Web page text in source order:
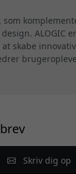
ALOGIC
skabe
Skriv dig op